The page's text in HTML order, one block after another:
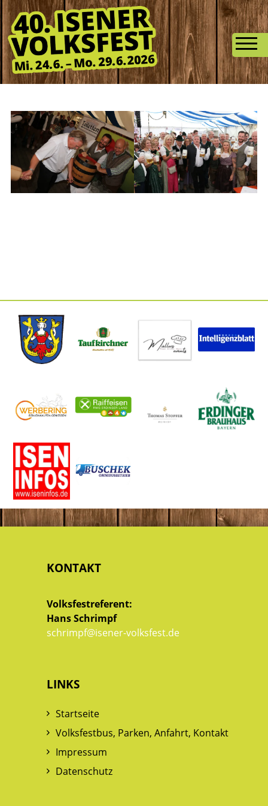
KONTAKT
Volksfestreferent:
Hans Schrimpf
schrimpf@isener-volksfest.de
LINKS
Startseite
Volksfestbus, Parken, Anfahrt, Kontakt
Impressum
Datenschutz